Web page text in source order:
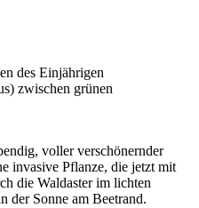
voller verschönernder
invasive Pflanze, die jetzt mit
die Waldaster im lichten
der Sonne am Beetrand.